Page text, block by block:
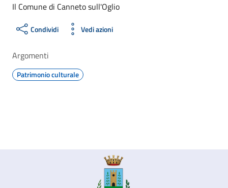
Il Comune di Canneto sull'Oglio
Condividi Vedi azioni
Argomenti
Patrimonio culturale